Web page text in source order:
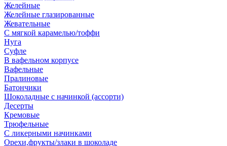
Желейные
Желейные глазированные
Жевательные
С мягкой карамелью/тоффи
Нуга
Суфле
В вафельном корпусе
Вафельные
Пралиновые
Батончики
Шоколадные с начинкой (ассорти)
Десерты
Кремовые
Трюфельные
С ликерными начинками
Орехи,фрукты/злаки в шоколаде